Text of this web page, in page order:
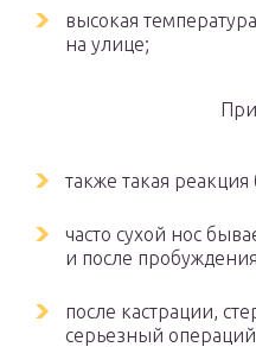
высокая
на улице;
также такая
часто сухой нос
и после
после кастрации,
серьезный